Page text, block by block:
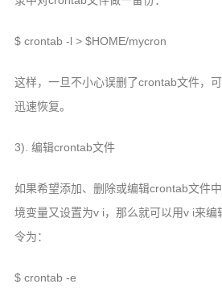
$ crontab -l > $HOME/mycron
这样，一旦不小心误删了crontab文件，
迅速恢复。
3). 编辑crontab文件
如果希望添加、删除或编辑crontab文件
境变量又设置为v i，那么就可以用v i来
令为：
$ crontab -e